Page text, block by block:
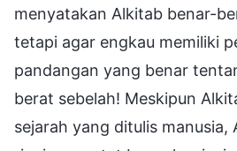
menyatakan Alkitab benar-
tetapi agar engkau memiliki
pandangan yang benar
berat sebelah! Meskipun
sejarah yang ditulis manusia,